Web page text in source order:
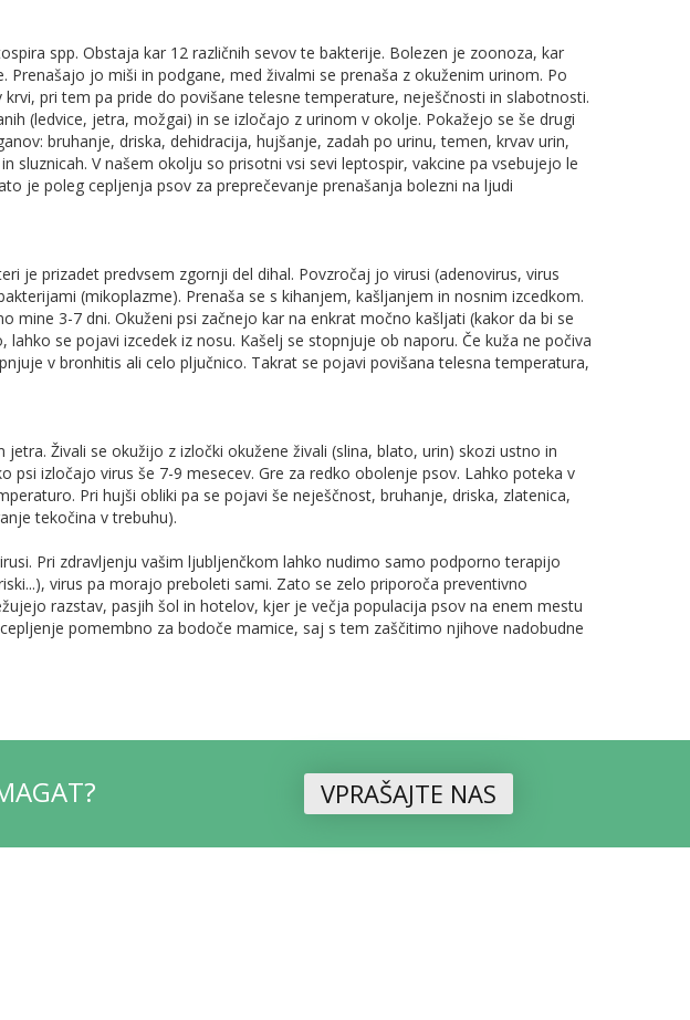
spp. Obstaja kar 12 različnih sevov te bakterije. Bolezen je zoonoza, kar
jo miši in podgane, med živalmi se prenaša z okuženim urinom. Po
pri tem pa pride do povišane telesne temperature, neješčnosti in slabotnosti.
(ledvice, jetra, možgai) in se izločajo z urinom v okolje. Pokažejo se še drugi
bruhanje, driska, dehidracija, hujšanje, zadah po urinu, temen, krvav urin,
sluznicah. V našem okolju so prisotni vsi sevi leptospir, vakcine pa vsebujejo le
je poleg cepljenja psov za preprečevanje prenašanja bolezni na ljudi
je prizadet predvsem zgornji del dihal. Povzročaj jo virusi (adenovirus, virus
(mikoplazme). Prenaša se s kihanjem, kašljanjem in nosnim izcedkom.
mine 3-7 dni. Okuženi psi začnejo kar na enkrat močno kašljati (kakor da bi se
se pojavi izcedek iz nosu. Kašelj se stopnjuje ob naporu. Če kuža ne počiva
v bronhitis ali celo pljučnico. Takrat se pojavi povišana telesna temperatura,
Živali se okužijo z izločki okužene živali (slina, blato, urin) skozi ustno in
psi izločajo virus še 7-9 mesecev. Gre za redko obolenje psov. Lahko poteka v
Pri hujši obliki pa se pojavi še neješčnost, bruhanje, driska, zlatenica,
tekočina v trebuhu).
Pri zdravljenju vašim ljubljenčkom lahko nudimo samo podporno terapijo
virus pa morajo preboleti sami. Zato se zelo priporoča preventivno
razstav, pasjih šol in hotelov, kjer je večja populacija psov na enem mestu
pomembno za bodoče mamice, saj s tem zaščitimo njihove nadobudne
VPRAŠAJTE NAS